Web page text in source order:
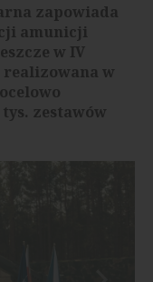
zapowiada
amunicji
w IV
w
zestawów